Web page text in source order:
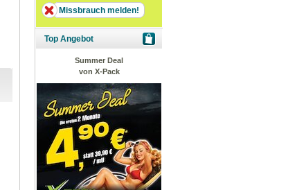
Missbrauch melden!
Top Angebot
Summer Deal
von X-Pack